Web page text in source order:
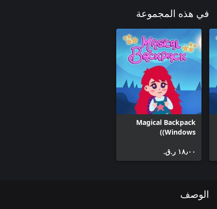
في هذه المجموعة
Magical Backpack
(Windows)
١٨٫٠٠ ر.ق.‏
الوصف